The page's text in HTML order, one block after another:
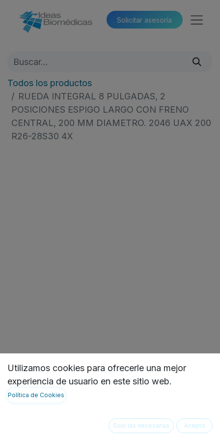
Solicitar asesoría​​
Todos los productos
RUEDA INTEGRAL 8 PULGADAS, 2
POSICIONES ESPIGO LARGO CON FRENO
CENTRAL, 200 MM DIAMETRO. 2046 UAX 200
R26-28S30 4X
RUEDA INTEGRAL 8
PULGADAS, 2
POSICIONES ESPIGO
Utilizamos cookies para ofrecerle una mejor
experiencia de usuario en este sitio web.
Política de Cookies
Solo las necesarias Acepto